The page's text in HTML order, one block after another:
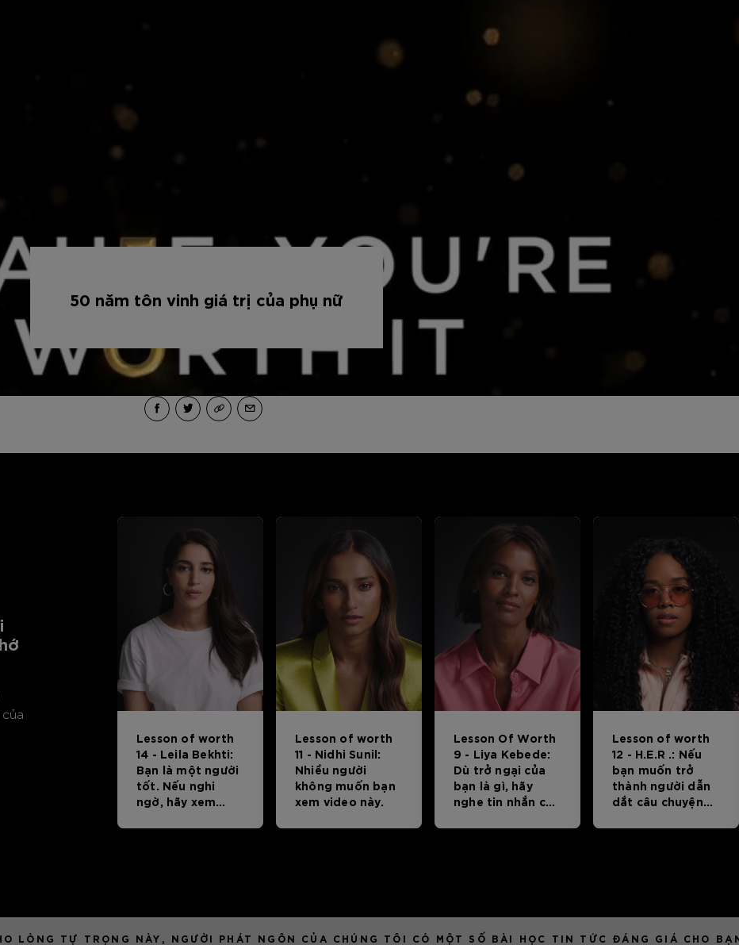
50 năm tôn vinh giá trị của phụ nữ
Lesson of worth
14 - Leila Bekhti:
Bạn là một người
tốt. Nếu nghi
ngờ, hãy xem
Lesson of worth
11 - Nidhi Sunil:
Nhiều người
không muốn bạn
xem video này.
Lesson Of Worth
9 - Liya Kebede:
Dù trở ngại của
bạn là gì, hãy
nghe tin nhắn của
Lesson of worth
12 - H.E.R .: Nếu
bạn muốn trở
thành người dẫn
dắt câu chuyện
xem video này.
LÒNG TỰ TRỌNG NÀY, NGƯỜI PHÁT NGÔN CỦA CHÚNG TÔI CÓ MỘT SỐ BÀI HỌC TIN TỨC ĐÁNG GIÁ CHO